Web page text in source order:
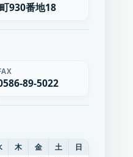
930番地18
89-5022
木 金 土
日